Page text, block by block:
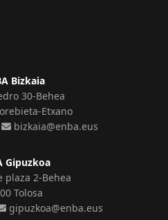
Bizkaia
30-Behea
Etxano
bizkaia@enba.eus
Gipuzkoa
plaza 2-Behea
Tolosa
gipuzkoa@enba.eus